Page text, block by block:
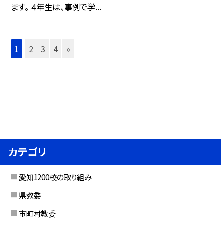
ます。 ４年生は、事例で学...
1 2 3 4 »
カテゴリ
愛知1200校の取り組み
県教委
市町村教委